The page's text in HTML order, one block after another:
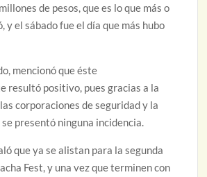
de pesos, que es lo que más o
y el sábado fue el día que más hubo
mencionó que éste
resultó positivo, pues gracias a la
corporaciones de seguridad y la
presentó ninguna incidencia.
que ya se alistan para la segunda
Fest, y una vez que terminen con